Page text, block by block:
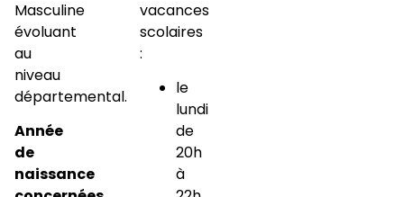
Masculine
évoluant
au
niveau
départemental.
Année
de
naissance
vacances
scolaires
:
le
lundi
de
20h
à